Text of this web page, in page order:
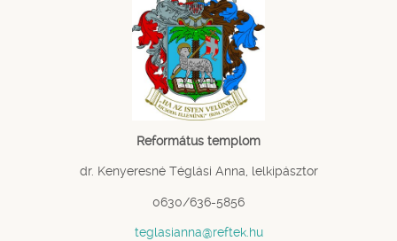
Református templom
dr. Kenyeresné Téglási Anna, lelkipásztor
0630/636-5856
teglasianna@reftek.hu